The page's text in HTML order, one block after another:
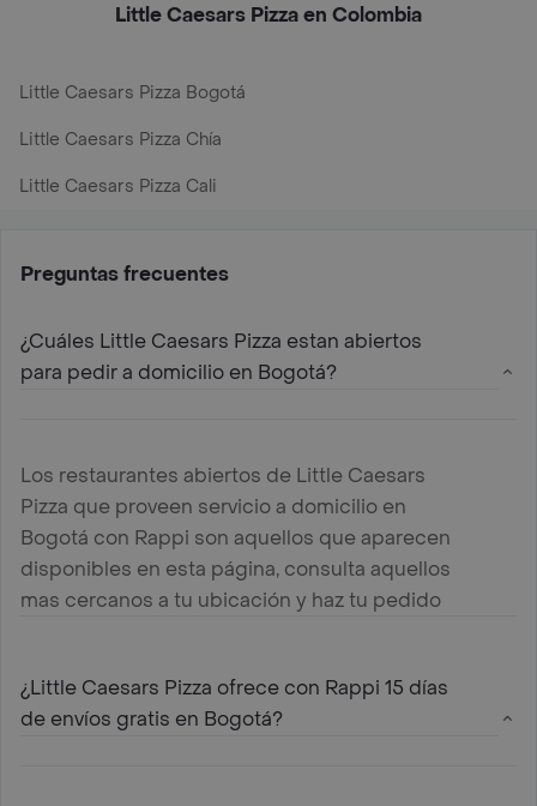
Little Caesars Pizza en Colombia
Little Caesars Pizza Bogotá
Little Caesars Pizza Chía
Little Caesars Pizza Cali
Preguntas frecuentes
¿Cuáles Little Caesars Pizza estan abiertos
para pedir a domicilio en Bogotá?
Los restaurantes abiertos de Little Caesars
Pizza que proveen servicio a domicilio en
Bogotá con Rappi son aquellos que aparecen
disponibles en esta página, consulta aquellos
mas cercanos a tu ubicación y haz tu pedido
¿Little Caesars Pizza ofrece con Rappi 15 días
de envíos gratis en Bogotá?